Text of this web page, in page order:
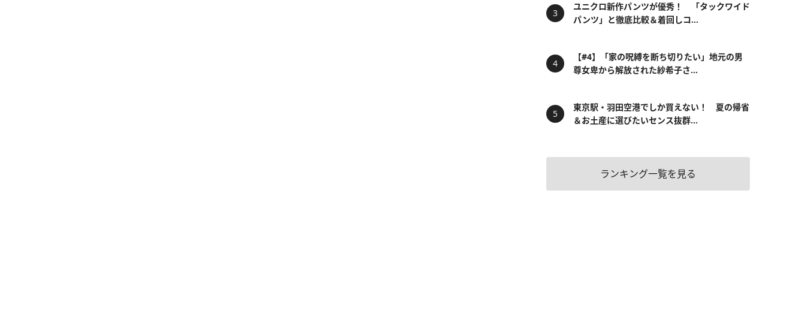
ユニクロ新作パンツが優秀！ 「タックワイド
パンツ」と徹底比較＆着回しコ...
【#4】「家の呪縛を断ち切りたい」地元の男
尊女卑から解放された紗希子さ...
東京駅・羽田空港でしか買えない！ 夏の帰省
＆お土産に選びたいセンス抜群...
ランキング一覧を見る